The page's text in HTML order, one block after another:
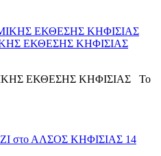
ΕΚΘΕΣΗΣ ΚΗΦΙΣΙΑΣ
2015
ΕΚΘΕΣΗΣ ΚΗΦΙΣΙΑΣ Το